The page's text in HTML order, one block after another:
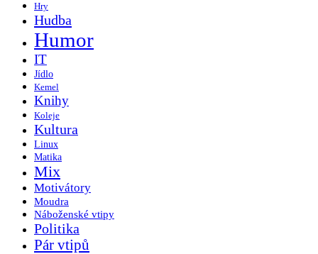
Hry
Hudba
Humor
IT
Jídlo
Kemel
Knihy
Koleje
Kultura
Linux
Matika
Mix
Motivátory
Moudra
Náboženské vtipy
Politika
Pár vtipů